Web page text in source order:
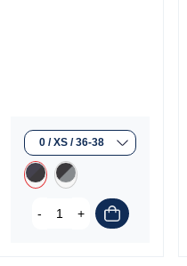
- +